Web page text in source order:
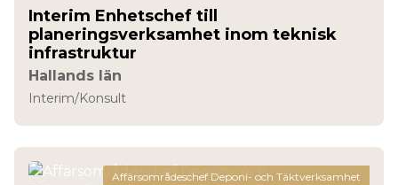
Interim Enhetschef till
planeringsverksamhet inom teknisk
infrastruktur
Hallands län
Interim/Konsult
Affärsområdeschef Deponi- och Täktverksamhet